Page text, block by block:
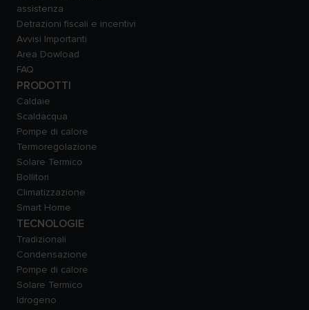
assistenza
Detrazioni fiscali e incentivi
Avvisi Importanti
Area Dowload
FAQ
PRODOTTI
Caldaie
Scaldacqua
Pompe di calore
Termoregolazione
Solare Termico
Bollitori
Climatizzazione
Smart Home
TECNOLOGIE
Tradizionali
Condensazione
Pompe di calore
Solare Termico
Idrogeno